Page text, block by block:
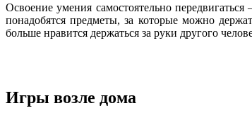
Освоение умения самостоятельно
понадобятся предметы, за которые можно
больше нравится держаться за руки другого
Игры возле дома